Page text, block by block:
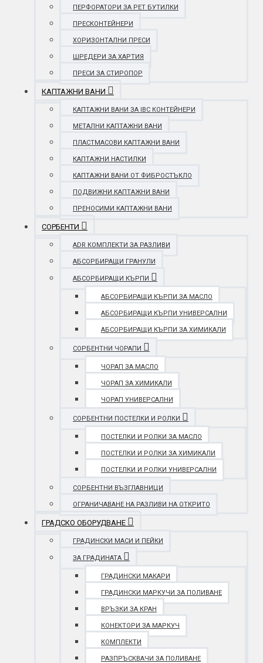
ПЕРФОРАТОРИ ЗА PET БУТИЛКИ
ПРЕСКОНТЕЙНЕРИ
ХОРИЗОНТАЛНИ ПРЕСИ
ШРЕДЕРИ ЗА ХАРТИЯ
ПРЕСИ ЗА СТИРОПОР
КАПТАЖНИ ВАНИ
КАПТАЖНИ ВАНИ ЗА IBC КОНТЕЙНЕРИ
МЕТАЛНИ КАПТАЖНИ ВАНИ
ПЛАСТМАСОВИ КАПТАЖНИ ВАНИ
КАПТАЖНИ НАСТИЛКИ
КАПТАЖНИ ВАНИ ОТ ФИБРОСТЪКЛО
ПОДВИЖНИ КАПТАЖНИ ВАНИ
ПРЕНОСИМИ КАПТАЖНИ ВАНИ
СОРБЕНТИ
ADR КОМПЛЕКТИ ЗА РАЗЛИВИ
АБСОРБИРАЩИ ГРАНУЛИ
АБСОРБИРАЩИ КЪРПИ
АБСОРБИРАЩИ КЪРПИ ЗА МАСЛО
АБСОРБИРАЩИ КЪРПИ УНИВЕРСАЛНИ
АБСОРБИРАЩИ КЪРПИ ЗА ХИМИКАЛИ
СОРБЕНТНИ ЧОРАПИ
ЧОРАП ЗА МАСЛО
ЧОРАП ЗА ХИМИКАЛИ
ЧОРАП УНИВЕРСАЛНИ
СОРБЕНТНИ ПОСТЕЛКИ И РОЛКИ
ПОСТЕЛКИ И РОЛКИ ЗА МАСЛО
ПОСТЕЛКИ И РОЛКИ ЗА ХИМИКАЛИ
ПОСТЕЛКИ И РОЛКИ УНИВЕРСАЛНИ
СОРБЕНТНИ ВЪЗГЛАВНИЦИ
ОГРАНИЧАВАНЕ НА РАЗЛИВИ НА ОТКРИТО
ГРАДСКО ОБОРУДВАНЕ
ГРАДИНСКИ МАСИ И ПЕЙКИ
ЗА ГРАДИНАТА
ГРАДИНСКИ МАКАРИ
ГРАДИНСКИ МАРКУЧИ ЗА ПОЛИВАНЕ
ВРЪЗКИ ЗА КРАН
КОНЕКТОРИ ЗА МАРКУЧ
КОМПЛЕКТИ
РАЗПРЪСКВАЧИ ЗА ПОЛИВАНЕ